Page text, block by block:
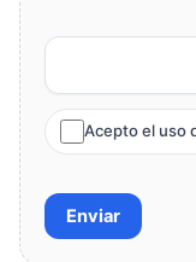
Acepto el uso
Enviar